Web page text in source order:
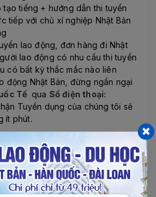
tiếng + hướng dẫn thi tuyển
tiếp với chủ xí nghiệp Nhật Bản
lao động, đơn hàng đi Nhật
lao động có nhu cầu thi tuyển
có bất kỳ thắc mắc nào liên
động Nhật Bản, đừng ngần ngại
Tế qua Số điện thoại:
Tuyển dụng của chúng tôi sẽ
ít phút.
đơn hàng đi xuất khẩu lao
với mức thu nhập cao.
HỆ: